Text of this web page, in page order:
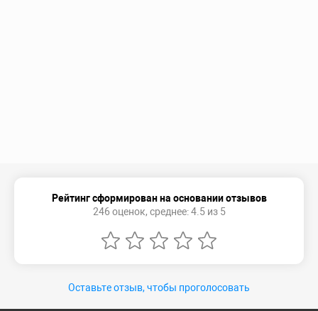
Рейтинг сформирован на основании отзывов
246 оценок, среднее: 4.5 из 5
Оставьте отзыв, чтобы проголосовать